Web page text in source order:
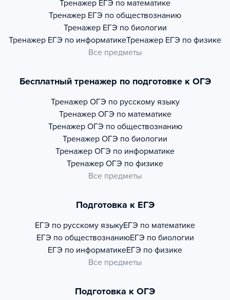
Тренажер ЕГЭ по математике
Тренажер ЕГЭ по обществознанию
Тренажер ЕГЭ по биологии
Тренажер ЕГЭ по информатикеТренажер ЕГЭ по физике
Все предметы
Бесплатный тренажер по подготовке к ОГЭ
Тренажер ОГЭ по русскому языку
Тренажер ОГЭ по математике
Тренажер ОГЭ по обществознанию
Тренажер ОГЭ по биологии
Тренажер ОГЭ по информатике
Тренажер ОГЭ по физике
Все предметы
Подготовка к ЕГЭ
ЕГЭ по русскому языкуЕГЭ по математике
ЕГЭ по обществознаниюЕГЭ по биологии
ЕГЭ по информатикеЕГЭ по физике
Все предметы
Подготовка к ОГЭ